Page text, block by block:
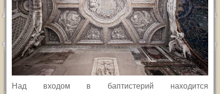
Над входом в баптистерий находится